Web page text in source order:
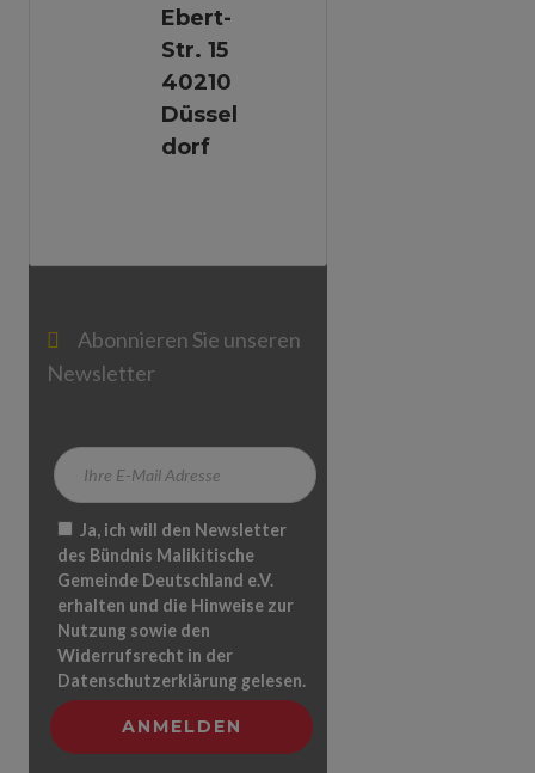
Ebert-
Str. 15
40210
Düssel
Dorf
Abonnieren Sie unseren
Newsletter
Ja, ich will den Newsletter
des Bündnis Malikitische
Gemeinde Deutschland e.V.
erhalten und die Hinweise zur
Nutzung sowie den
Widerrufsrecht in der
Datenschutzerklärung gelesen.